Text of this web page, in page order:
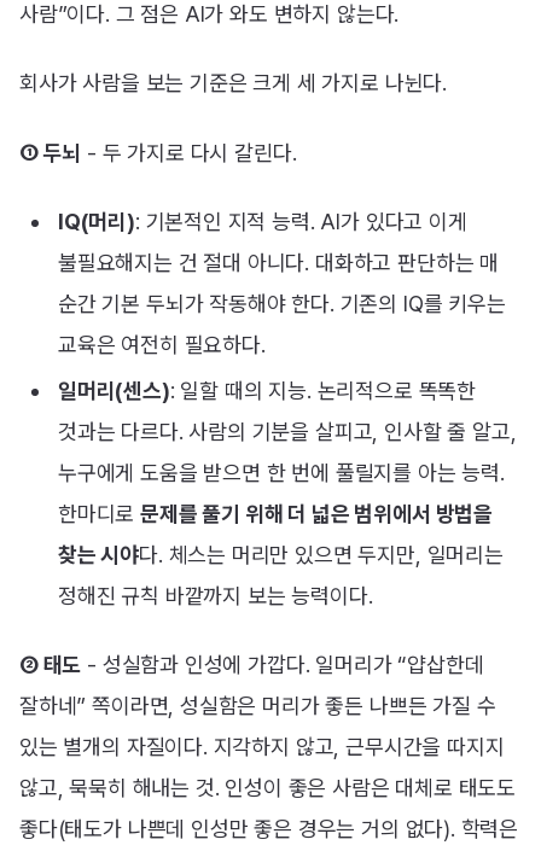
사람”이다. 그 점은 AI가 와도 변하지 않는다.
회사가 사람을 보는 기준은 크게 세 가지로 나뉜다.
① 두뇌 - 두 가지로 다시 갈린다.
IQ(머리): 기본적인 지적 능력. AI가 있다고 이게
불필요해지는 건 절대 아니다. 대화하고 판단하는 매
순간 기본 두뇌가 작동해야 한다. 기존의 IQ를 키우는
교육은 여전히 필요하다.
일머리(센스): 일할 때의 지능. 논리적으로 똑똑한
것과는 다르다. 사람의 기분을 살피고, 인사할 줄 알고,
누구에게 도움을 받으면 한 번에 풀릴지를 아는 능력.
한마디로문제를 풀기 위해 더 넓은 범위에서 방법을
찾는 시야다. 체스는 머리만 있으면 두지만, 일머리는
정해진 규칙 바깥까지 보는 능력이다.
② 태도 - 성실함과 인성에 가깝다. 일머리가 “얍삽한데
잘하네” 쪽이라면, 성실함은 머리가 좋든 나쁘든 가질 수
있는 별개의 자질이다. 지각하지 않고, 근무시간을 따지지
않고, 묵묵히 해내는 것. 인성이 좋은 사람은 대체로 태도도
좋다(태도가 나쁜데 인성만 좋은 경우는 거의 없다). 학력은